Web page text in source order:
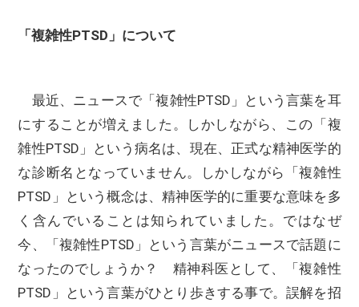
「複雑性PTSD」について
最近、ニュースで「複雑性PTSD」という言葉を耳
にすることが増えました。しかしながら、この「複
雑性PTSD」という病名は、現在、正式な精神医学的
な診断名となっていません。しかしながら「複雑性
PTSD」という概念は、精神医学的に重要な意味を多
く含んでいることは知られていました。ではなぜ
今、「複雑性PTSD」という言葉がニュースで話題に
なったのでしょうか？ 精神科医として、「複雑性
PTSD」という言葉がひとり歩きする事で。誤解を招